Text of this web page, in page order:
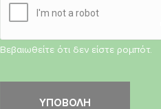
Βεβαιωθείτε ότι δεν είστε ρομπότ.